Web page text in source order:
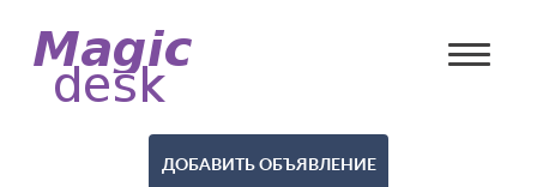
ДОБАВИТЬ ОБЪЯВЛЕНИЕ